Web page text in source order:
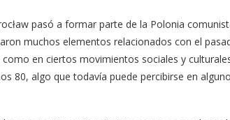
pasó a formar parte de la Polonia
muchos elementos relacionados con el
en ciertos movimientos sociales y
80, algo que todavía puede percibirse en